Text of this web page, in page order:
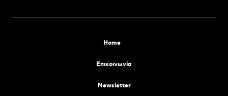
Home
Επικοινωνία
Newsletter